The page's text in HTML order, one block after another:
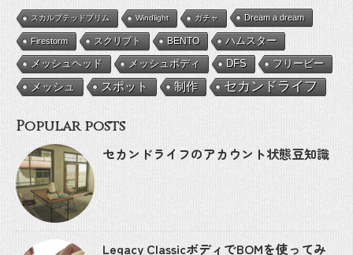
スカルプテッドプリム Windlight ガチャ Dream a dream
Firestorm スクリプト BENTO ハムスター
メッシュヘッド メッシュボディ DFS フリービー
メッシュ スポット 制作 セカンドライフ
Popular posts
セカンドライフのアカウント状態豆知識
Legacy ClassicボディでBOMを使ってみ